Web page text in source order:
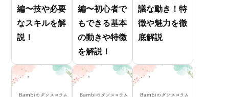
編〜技や必要
なスキルを解
説！
編〜初心者で
もできる基本
の動きや特徴
を解説！
議な動き！特
徴や魅力を徹
底解説